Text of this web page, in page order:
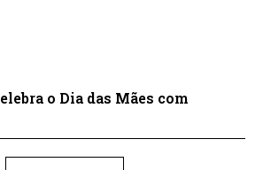
o Dia das Mães com